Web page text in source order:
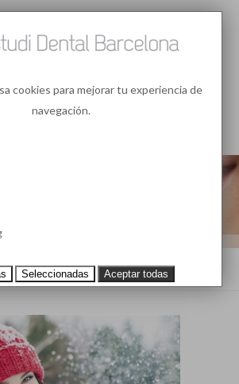
PARA CUIDAR DE TU
INVIERNO
cookies para mejorar tu experiencia de
navegación.
Seleccionadas Aceptar todas